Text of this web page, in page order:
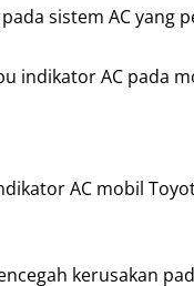
sistem AC yang
indikator AC pada
AC mobil
kerusakan